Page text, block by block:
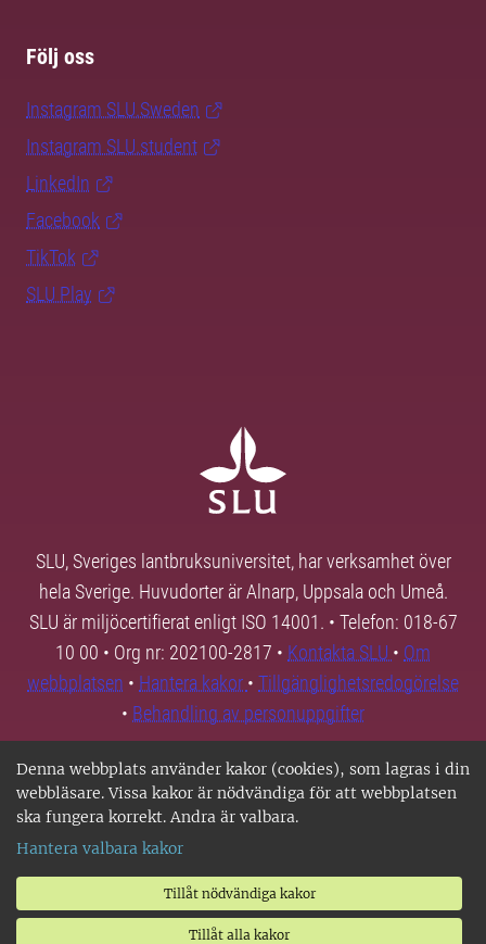
Denna webbplats använder kakor (cookies), som lagras i din
webbläsare. Vissa kakor är nödvändiga för att webbplatsen
ska fungera korrekt. Andra är valbara.
Hantera valbara kakor
Tillåt nödvändiga kakor
Tillåt alla kakor
Följ oss
Instagram SLU.Sweden
Instagram SLU.student
LinkedIn
Facebook
TikTok
SLU Play
SLU, Sveriges lantbruksuniversitet, har verksamhet över
hela Sverige. Huvudorter är Alnarp, Uppsala och Umeå.
SLU är miljöcertifierat enligt ISO 14001. • Telefon: 018-67
10 00 • Org nr: 202100-2817 • Kontakta SLU • Om
webbplatsen • Hantera kakor • Tillgänglighetsredogörelse
• Behandling av personuppgifter